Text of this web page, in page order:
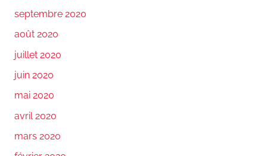
septembre 2020
août 2020
juillet 2020
juin 2020
mai 2020
avril 2020
mars 2020